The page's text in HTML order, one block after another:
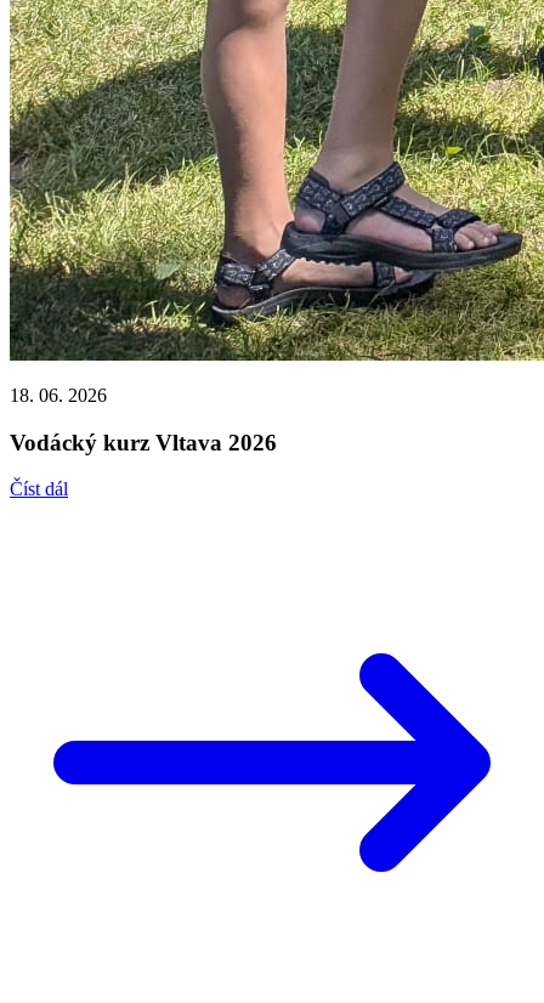
18. 06. 2026
Vodácký kurz Vltava 2026
Číst dál